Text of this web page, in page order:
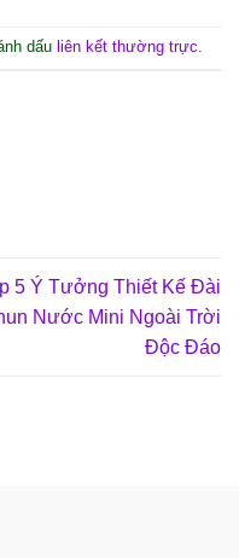
dấu liên kết thường trực.
5 Ý Tưởng Thiết Kế Đài
Nước Mini Ngoài Trời
Độc Đáo